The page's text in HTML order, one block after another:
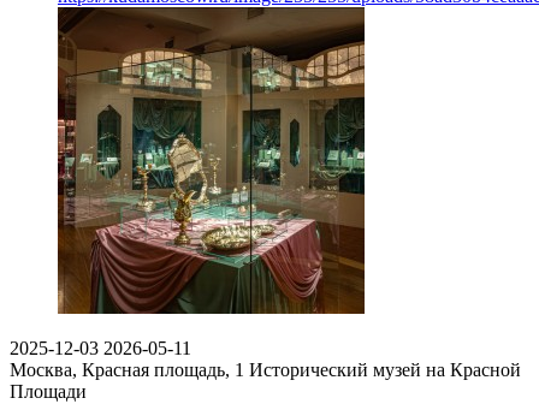
2025-12-03 2026-05-11
Москва, Красная площадь, 1 Исторический музей на Красной
Площади